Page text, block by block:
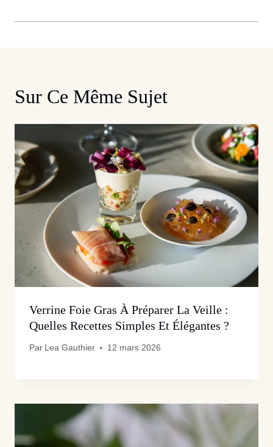
Sur Ce Même Sujet
Verrine Foie Gras À Préparer La Veille :
Quelles Recettes Simples Et Élégantes ?
Par Lea Gauthier 12 mars 2026